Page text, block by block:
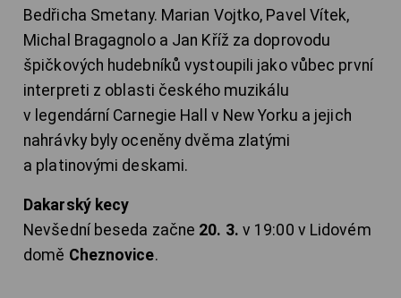
Bedřicha Smetany. Marian Vojtko, Pavel Vítek,
Michal Bragagnolo a Jan Kříž za doprovodu
špičkových hudebníků vystoupili jako vůbec první
interpreti z oblasti českého muzikálu
v legendární Carnegie Hall v New Yorku a jejich
nahrávky byly oceněny dvěma zlatými
a platinovými deskami.
Dakarský kecy
Nevšední beseda začne 20. 3. v 19:00 v Lidovém
domě Cheznovice.